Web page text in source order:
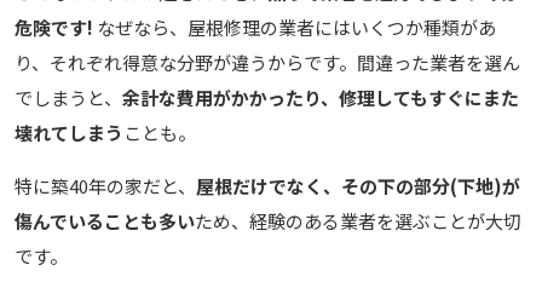
危険です! なぜなら、屋根修理の業者にはいくつか種類があ
り、それぞれ得意な分野が違うからです。間違った業者を選ん
でしまうと、 余計な費用がかかったり、修理してもすぐにまた
壊れてしまう ことも。
特に築40年の家だと、 屋根だけでなく、その下の部分(下地)が
傷んでいることも多いため、経験のある業者を選ぶことが大切
です。